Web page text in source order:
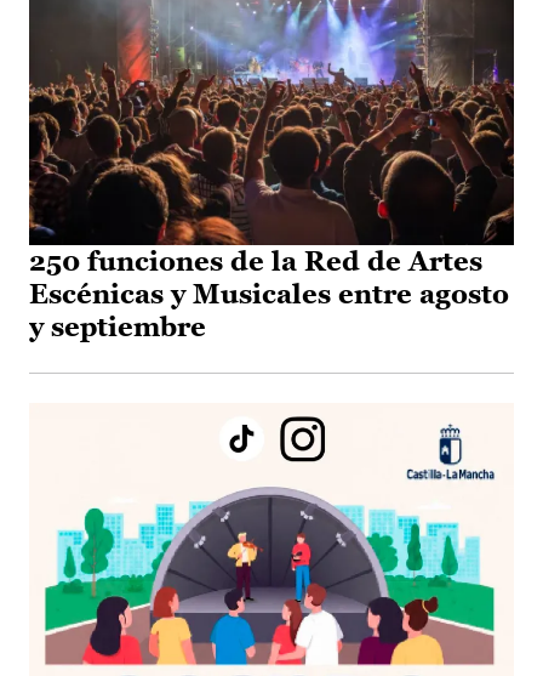
250 funciones de la Red de Artes
Escénicas y Musicales entre agosto
y septiembre